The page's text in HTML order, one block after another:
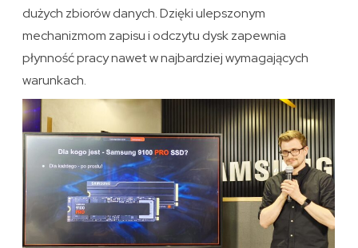
dużych zbiorów danych. Dzięki ulepszonym
mechanizmom zapisu i odczytu dysk zapewnia
płynność pracy nawet w najbardziej wymagających
warunkach.